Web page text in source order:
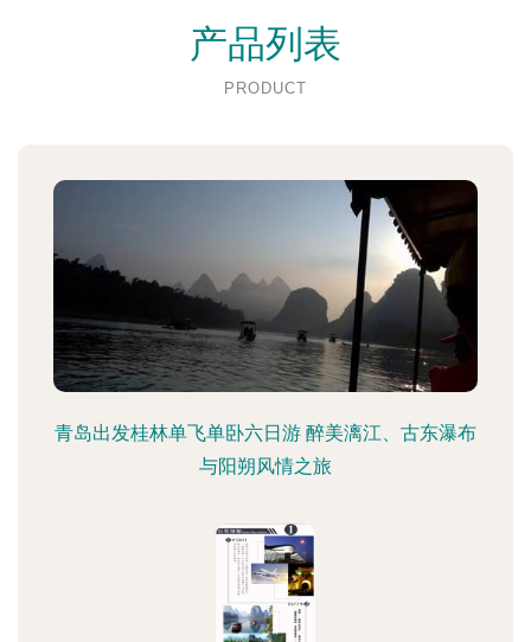
产品列表
PRODUCT
青岛出发桂林单飞单卧六日游 醉美漓江、古东瀑布
与阳朔风情之旅